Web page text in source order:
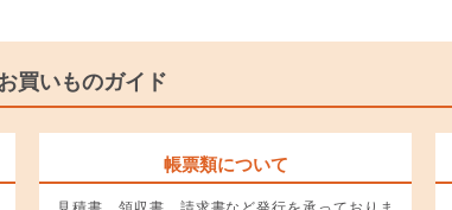
買いものガイド
帳票類について